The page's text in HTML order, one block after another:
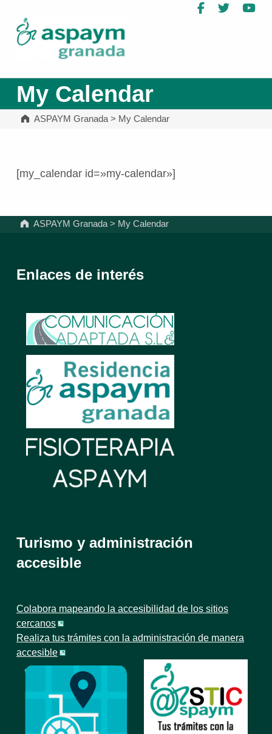
Facebook
Twitter
My Calendar
ASPAYM Granada> My Calendar
[my_calendar id=»my-calendar»]
ASPAYM Granada > My Calendar
Enlaces de interés
Turismo y administración
accesible
Colabora mapeando la accesibilidad de los sitios
cercanos
Realiza tus trámites con la administración de manera
accesible